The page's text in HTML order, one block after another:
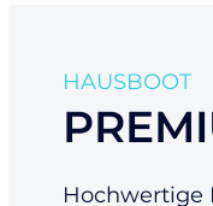
HAUSBOOT
Hochwertige